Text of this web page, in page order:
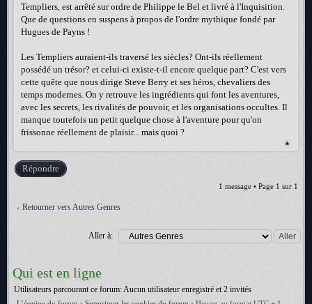
Templiers, est arrêté sur ordre de Philippe le Bel et livré à l'Inquisition.
Que de questions en suspens à propos de l'ordre mythique fondé par
Hugues de Payns !
Les Templiers auraient-ils traversé les siècles? Ont-ils réellement
possédé un trésor? et celui-ci existe-t-il encore quelque part? C'est vers
cette quête que nous dirige Steve Berry et ses héros, chevaliers des
temps modernes. On y retrouve les ingrédients qui font les aventures,
avec les secrets, les rivalités de pouvoir, et les organisations occultes. Il
manque toutefois un petit quelque chose à l'aventure pour qu'on
frissonne réellement de plaisir... mais quoi ?
Répondre
1 message • Page 1 sur 1
Retourner vers Autres Genres
Aller à:
Qui est en ligne
Utilisateurs parcourant ce forum: Aucun utilisateur enregistré et 2 invités